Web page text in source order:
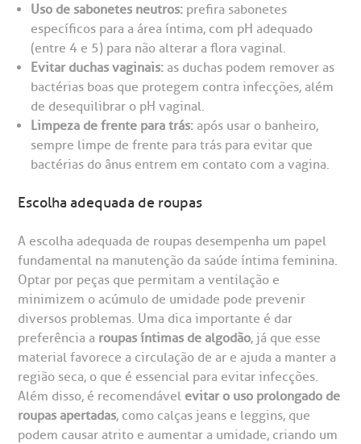
Saiba mais
Endereço:
R. Colômbia, 332
São Paulo - SP
de órgãos
de cuidado
Uso de sabonetes neutros: prefira sabonetes
específicos para a área íntima, com pH adequado
(entre 4 e 5) para não alterar a flora vaginal.
Evitar duchas vaginais: as duchas podem remover as
bactérias boas que protegem contra infecções, além
de desequilibrar o pH vaginal.
Limpeza de frente para trás: após usar o banheiro,
sempre limpe de frente para trás para evitar que
bactérias do ânus entrem em contato com a vagina.
Escolha adequada de roupas
A escolha adequada de roupas desempenha um papel
fundamental na manutenção da saúde íntima feminina.
Optar por peças que permitam a ventilação e
minimizem o acúmulo de umidade pode prevenir
diversos problemas. Uma dica importante é dar
preferência a roupas íntimas de algodão, já que esse
material favorece a circulação de ar e ajuda a manter a
região seca, o que é essencial para evitar infecções.
Além disso, é recomendável evitar o uso prolongado de
roupas apertadas, como calças jeans e leggins, que
podem causar atrito e aumentar a umidade, criando um